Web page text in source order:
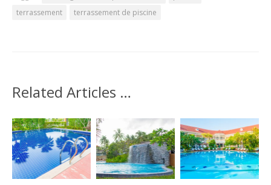
terrassement
terrassement de piscine
Related Articles …